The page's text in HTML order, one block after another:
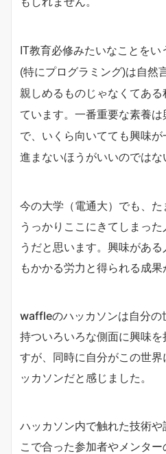
IT教育必修みたいなことを
(特にプログラミング)は自然
親しめるものじゃなくてあ
ています。一番重要な素養
で、いくら向いてても興味
進まないほうがいいのではな
今の大学（電通大）でも、
うっかりここにきてしまっ
うだと思います。興味があ
もかかる労力と得られる成果
waffleのハッカソンは自分の
持ついろいろな側面に興味
すが、同時に自分がこの世
ッカソンだと感じました。
ハッカソン内で触れた技術
こで合った参加者やメンタ